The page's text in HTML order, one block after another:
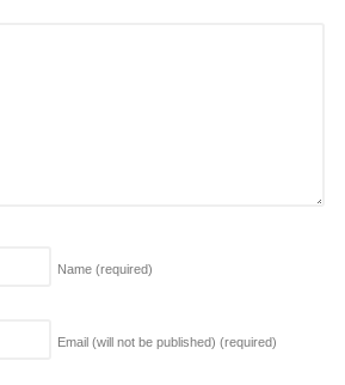
Name (required)
Email (will not be published) (required)